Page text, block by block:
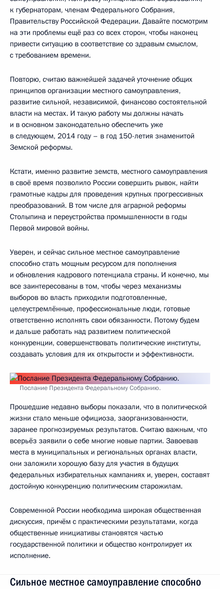
к губернаторам, членам Федерального Собрания,
Правительству Российской Федерации. Давайте посмотрим
на эти проблемы ещё раз со всех сторон, чтобы наконец
привести ситуацию в соответствие со здравым смыслом,
с требованием времени.
Повторю, считаю важнейшей задачей уточнение общих
принципов организации местного самоуправления,
развитие сильной, независимой, финансово состоятельной
власти на местах. И такую работу мы должны начать
и в основном законодательно обеспечить уже
в следующем, 2014 году – в год 150-летия знаменитой
Земской реформы.
Кстати, именно развитие земств, местного самоуправления
в своё время позволило России совершить рывок, найти
грамотные кадры для проведения крупных прогрессивных
преобразований. В том числе для аграрной реформы
Столыпина и переустройства промышленности в годы
Первой мировой войны.
Уверен, и сейчас сильное местное самоуправление
способно стать мощным ресурсом для пополнения
и обновления кадрового потенциала страны. И конечно, мы
все заинтересованы в том, чтобы через механизмы
выборов во власть приходили подготовленные,
целеустремлённые, профессиональные люди, готовые
ответственно исполнять свои обязанности. Потому будем
и дальше работать над развитием политической
конкуренции, совершенствовать политические институты,
создавать условия для их открытости и эффективности.
Послание Президента Федеральному Собранию.
Прошедшие недавно выборы показали, что в политической
жизни стало меньше официоза, заорганизованности,
заранее прогнозируемых результатов. Считаю важным, что
всерьёз заявили о себе многие новые партии. Завоевав
места в муниципальных и региональных органах власти,
они заложили хорошую базу для участия в будущих
федеральных избирательных кампаниях и, уверен, составят
достойную конкуренцию политическим старожилам.
Современной России необходима широкая общественная
дискуссия, причём с практическими результатами, когда
общественные инициативы становятся частью
государственной политики и общество контролирует их
исполнение.
Сильное местное самоуправление способно